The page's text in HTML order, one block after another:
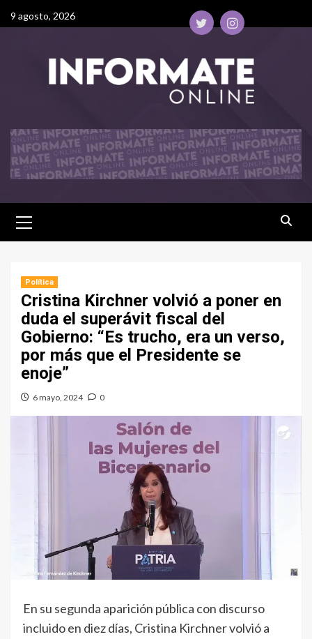
9 agosto, 2026
Política
Cristina Kirchner volvió a poner en
duda el superávit fiscal del
Gobierno: “Es trucho, era un verso,
por más que el Presidente se
enoje”
6 mayo, 2024 0
En su segunda aparición pública con discurso
incluido en diez días, Cristina Kirchner volvió a